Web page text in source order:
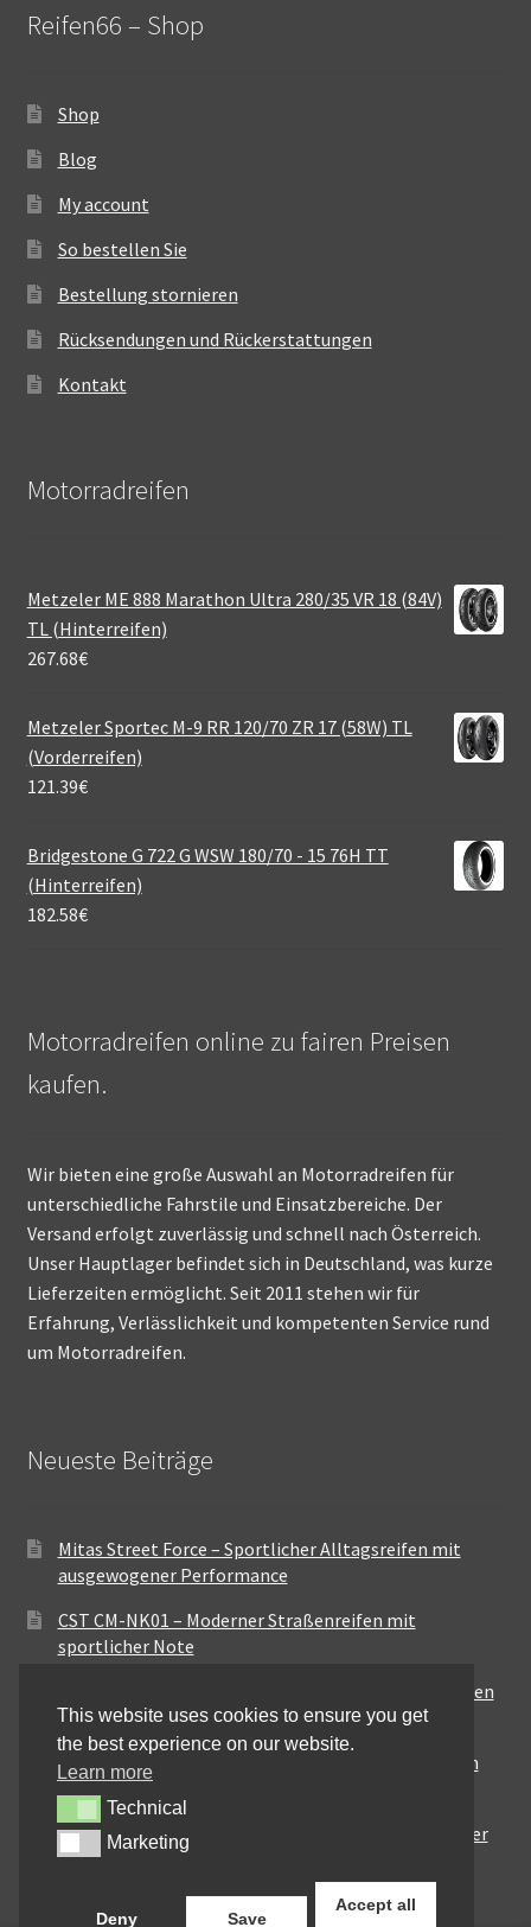
Reifen66 – Shop
Shop
Blog
My account
So bestellen Sie
Bestellung stornieren
Rücksendungen und Rückerstattungen
Kontakt
Motorradreifen
Metzeler ME 888 Marathon Ultra 280/35 VR 18 (84V)
TL (Hinterreifen)
267.68€
Metzeler Sportec M-9 RR 120/70 ZR 17 (58W) TL
(Vorderreifen)
121.39€
Bridgestone G 722 G WSW 180/70 - 15 76H TT
(Hinterreifen)
182.58€
Motorradreifen online zu fairen Preisen
kaufen.
Wir bieten eine große Auswahl an Motorradreifen für
unterschiedliche Fahrstile und Einsatzbereiche. Der
Versand erfolgt zuverlässig und schnell nach Österreich.
Unser Hauptlager befindet sich in Deutschland, was kurze
Lieferzeiten ermöglicht. Seit 2011 stehen wir für
Erfahrung, Verlässlichkeit und kompetenten Service rund
um Motorradreifen.
Neueste Beiträge
Mitas Street Force – Sportlicher Alltagsreifen mit
ausgewogener Performance
CST CM-NK01 – Moderner Straßenreifen mit
sportlicher Note
Maxxis MA-ST3 – Ausgewogener Sport-Touring-Reifen
für vielseitige Einsätze
Pirelli City Demon – Zuverlässigkeit für den urbanen
Alltag
Metzeler Perfect ME77 – Klassische Optik mit solider
Straßenperformance
This website uses cookies to ensure you get
the best experience on our website.
Learn more
TechnicalTechnical
MarketingMarketing
Deny Save
Accept all